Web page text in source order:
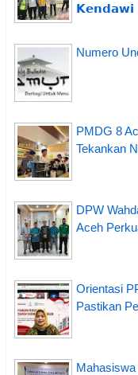
𝗞𝗲𝗻𝗱𝗮𝘄𝗶
Numero
PMDG 8
Tekankan
DPW
Aceh
Orientasi
Pastikan